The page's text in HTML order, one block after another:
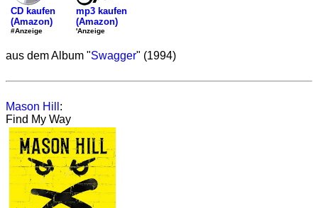
CD kaufen
(Amazon)
#Anzeige
mp3 kaufen
(Amazon)
'Anzeige
aus dem Album "Swagger" (1994)
Mason Hill :
Find My Way